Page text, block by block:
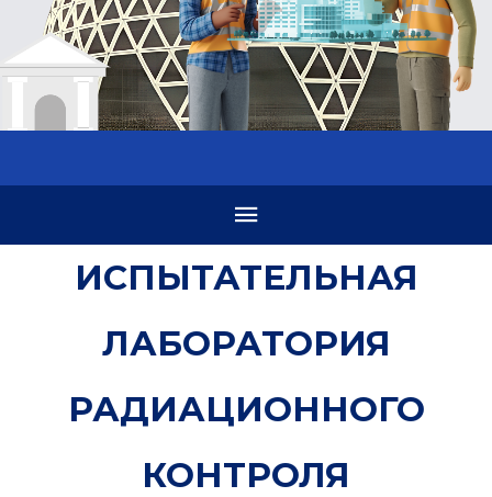
ИСПЫТАТЕЛЬНАЯ
ЛАБОРАТОРИЯ
РАДИАЦИОННОГО
КОНТРОЛЯ